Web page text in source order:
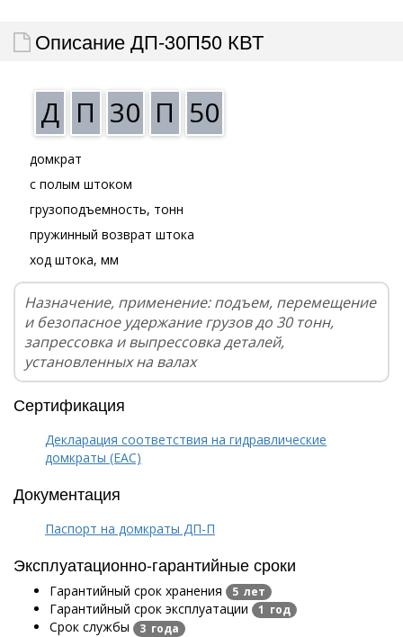
Описание ДП-30П50 КВТ
Д П 30 П 50
домкрат
с полым штоком
грузоподъемность, тонн
пружинный возврат штока
ход штока, мм
Назначение, применение: подъем, перемещение
и безопасное удержание грузов до 30 тонн,
запрессовка и выпрессовка деталей,
установленных на валах
Сертификация
Декларация соответствия на гидравлические
домкраты (EAC)
Документация
Паспорт на домкраты ДП-П
Эксплуатационно-гарантийные сроки
Гарантийный срок хранения 5 лет
Гарантийный срок эксплуатации 1 год
Срок службы 3 года